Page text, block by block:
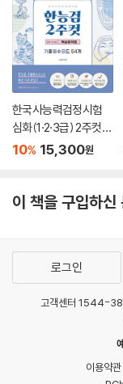
한국사능력검정시험
심화(1·2·3급) 2주컷
핵심요약집
10% 15,300원
이 책을 구입하신
로그인
고객센터 1544-
이용약관